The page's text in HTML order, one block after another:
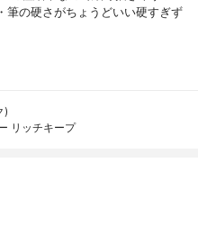
筆の硬さがちょうどいい硬すぎず
)
リッチキープ